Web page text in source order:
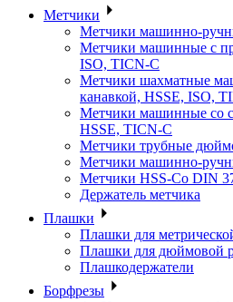
Метчики
Метчики машинно-
Метчики машинные с
ISO, TICN-C
Метчики шахматные
канавкой, HSSE, ISO,
Метчики машинные со
HSSE, TICN-C
Метчики трубные
Метчики машинно-
Метчики HSS-Co DIN
Держатель метчика
Плашки
Плашки для
Плашки для дюймовой
Плашкодержатели
Борфрезы